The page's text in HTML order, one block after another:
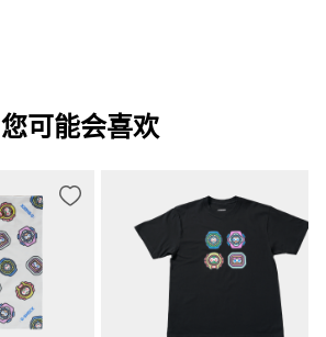
您可能会喜欢